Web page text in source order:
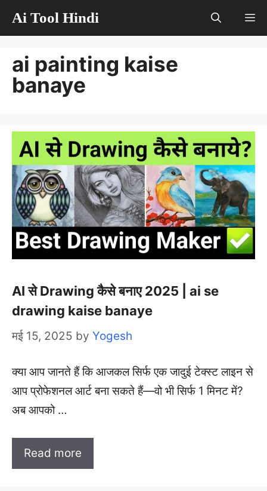
Ai Tool Hindi
ai painting kaise
banaye
AI से Drawing कैसे बनाए 2025 | ai se
drawing kaise banaye
मई 15, 2025 by Yogesh
क्या आप जानते हैं कि आजकल सिर्फ एक जादुई टेक्स्ट लाइन से
आप प्रोफेशनल आर्ट बना सकते हैं—वो भी सिर्फ 1 मिनट में?
अब आपको …
Read more